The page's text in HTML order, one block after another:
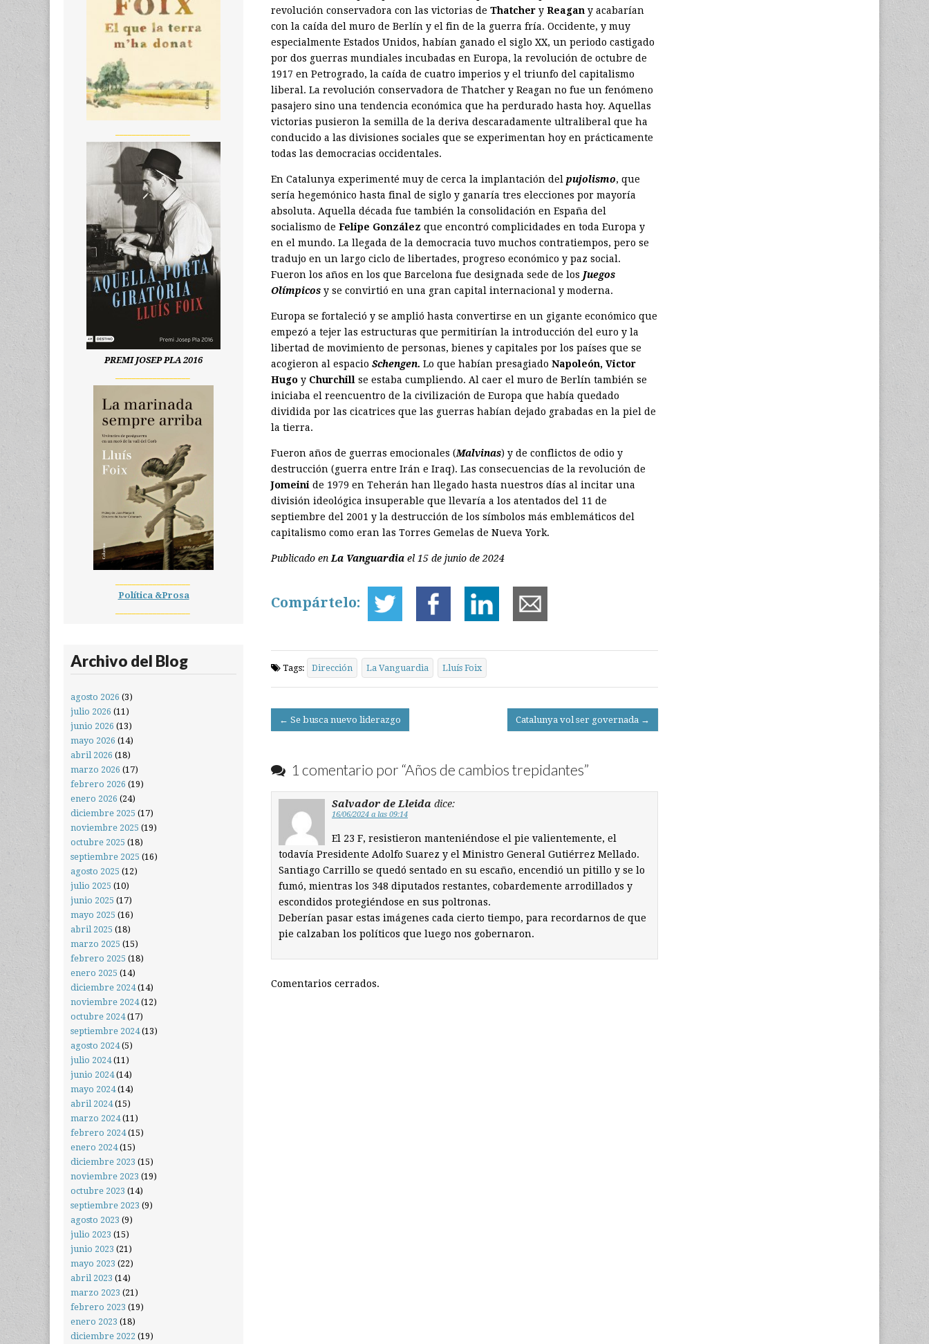
revolución conservadora con las victorias de Thatcher y Reagan y acabarían
con la caída del muro de Berlín y el fin de la guerra fría. Occidente, y muy
especialmente Estados Unidos, habían ganado el siglo XX, un periodo castigado
por dos guerras mundiales incubadas en Europa, la revolución de octubre de
1917 en Petrogrado, la caída de cuatro imperios y el triunfo del capitalismo
liberal. La revolución conservadora de Thatcher y Reagan no fue un fenómeno
pasajero sino una tendencia económica que ha perdurado hasta hoy. Aquellas
victorias pusieron la semilla de la deriva descaradamente ultraliberal que ha
conducido a las divisiones sociales que se experimentan hoy en prácticamente
todas las democracias occidentales.
En Catalunya experimenté muy de cerca la implantación del pujolismo, que
sería hegemónico hasta final de siglo y ganaría tres elecciones por mayoría
absoluta. Aquella década fue también la consolidación en España del
socialismo de Felipe González que encontró complicidades en toda Europa y
en el mundo. La llegada de la democracia tuvo muchos contratiempos, pero se
tradujo en un largo ciclo de libertades, progreso económico y paz social.
Fueron los años en los que Barcelona fue designada sede de los Juegos
Olímpicos y se convirtió en una gran capital internacional y moderna.
Europa se fortaleció y se amplió hasta convertirse en un gigante económico que
empezó a tejer las estructuras que permitirían la introducción del euro y la
libertad de movimiento de personas, bienes y capitales por los países que se
acogieron al espacio Schengen. Lo que habían presagiado Napoleón, Victor
Hugo y Churchill se estaba cumpliendo. Al caer el muro de Berlín también se
iniciaba el reencuentro de la civilización de Europa que había quedado
dividida por las cicatrices que las guerras habían dejado grabadas en la piel de
la tierra.
Fueron años de guerras emocionales (Malvinas) y de conflictos de odio y
destrucción (guerra entre Irán e Iraq). Las consecuencias de la revolución de
Jomeini de 1979 en Teherán han llegado hasta nuestros días al incitar una
división ideológica insuperable que llevaría a los atentados del 11 de
septiembre del 2001 y la destrucción de los símbolos más emblemáticos del
capitalismo como eran las Torres Gemelas de Nueva York.
Publicado en La Vanguardia el 15 de junio de 2024
Compártelo:
Tags: Dirección La Vanguardia Lluís Foix
Post
← Se busca nuevo liderazgo Catalunya vol ser governada →
1 comentario por “Años de cambios trepidantes”
Salvador de Lleida dice:
16/06/2024 a las 09:14
El 23 F, resistieron manteniéndose el pie valientemente, el
todavía Presidente Adolfo Suarez y el Ministro General Gutiérrez Mellado.
Santiago Carrillo se quedó sentado en su escaño, encendió un pitillo y se lo
fumó, mientras los 348 diputados restantes, cobardemente arrodillados y
escondidos protegiéndose en sus poltronas.
Deberían pasar estas imágenes cada cierto tiempo, para recordarnos de que
pie calzaban los políticos que luego nos gobernaron.
Comentarios cerrados.
PREMI JOSEP PLA 2016
Política &Prosa
Archivo del Blog
agosto 2026 (3)
julio 2026 (11)
junio 2026 (13)
mayo 2026 (14)
abril 2026 (18)
marzo 2026 (17)
febrero 2026 (19)
enero 2026 (24)
diciembre 2025 (17)
noviembre 2025 (19)
octubre 2025 (18)
septiembre 2025 (16)
agosto 2025 (12)
julio 2025 (10)
junio 2025 (17)
mayo 2025 (16)
abril 2025 (18)
marzo 2025 (15)
febrero 2025 (18)
enero 2025 (14)
diciembre 2024(14)
noviembre 2024(12)
octubre 2024(17)
septiembre 2024(13)
agosto 2024(5)
julio 2024(11)
junio 2024(14)
mayo 2024(14)
abril 2024(15)
marzo 2024(11)
febrero 2024(15)
enero 2024(15)
diciembre 2023 (15)
noviembre 2023 (19)
octubre 2023 (14)
septiembre 2023 (9)
agosto 2023 (9)
julio 2023 (15)
junio 2023 (21)
mayo 2023 (22)
abril 2023 (14)
marzo 2023 (21)
febrero 2023 (19)
enero 2023 (18)
diciembre 2022 (19)